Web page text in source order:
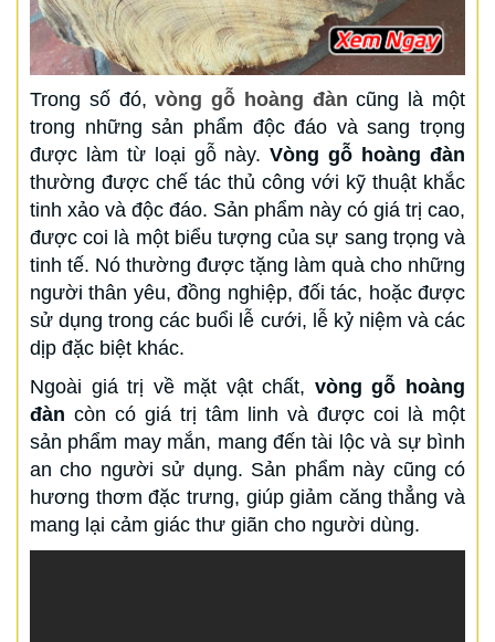
Trong số đó, vòng gỗ hoàng đàn cũng là một
trong những sản phẩm độc đáo và sang trọng
được làm từ loại gỗ này.Vòng gỗ hoàng đàn
thường được chế tác thủ công với kỹ thuật khắc
tinh xảo và độc đáo. Sản phẩm này có giá trị cao,
được coi là một biểu tượng của sự sang trọng và
tinh tế. Nó thường được tặng làm quà cho những
người thân yêu, đồng nghiệp, đối tác, hoặc được
sử dụng trong các buổi lễ cưới, lễ kỷ niệm và các
dịp đặc biệt khác.
Ngoài giá trị về mặt vật chất, vòng gỗ hoàng
đàn còn có giá trị tâm linh và được coi là một
sản phẩm may mắn, mang đến tài lộc và sự bình
an cho người sử dụng. Sản phẩm này cũng có
hương thơm đặc trưng, giúp giảm căng thẳng và
mang lại cảm giác thư giãn cho người dùng.